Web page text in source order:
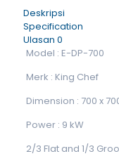
Deskripsi
Specification
Ulasan 0
Model : E-DP-700
Merk : King Chef
Dimension : 700 x
Power : 9 kW
2/3 Flat and 1/3